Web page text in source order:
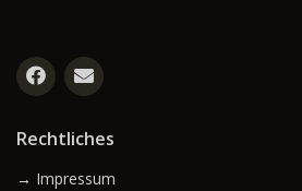
Rechtliches
→ Impressum